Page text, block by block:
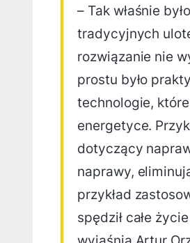
– Tak właśnie
tradycyjnych
rozwiązanie nie
prostu było
technologie,
energetyce.
dotyczący
naprawy,
przykład
spędził całe